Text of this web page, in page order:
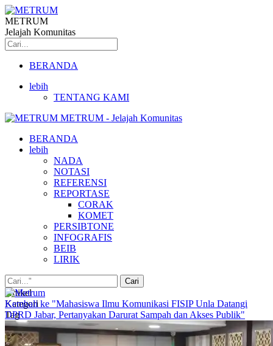
METRUM
Jelajah Komunitas
BERANDA
lebih
TENTANG KAMI
METRUM - Jelajah Komunitas
BERANDA
lebih
NADA
NOTASI
REFERENSI
REPORTASE
CORAK
KOMET
PERSIBTONE
INFOGRAFIS
BEIB
LIRIK
Artikel
Kategori
Tag
Kembali ke "Mahasiswa Ilmu Komunikasi FISIP Unla Datangi
DPRD Jabar, Pertanyakan Darurat Sampah dan Akses Publik"